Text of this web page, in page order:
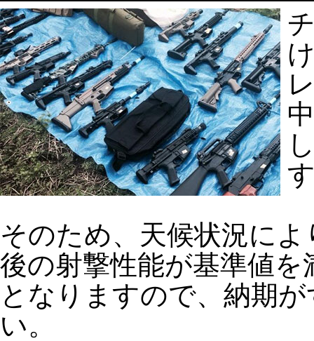
そのため、天候状況に
後の射撃性能が基準値
となりますので、納期
い。